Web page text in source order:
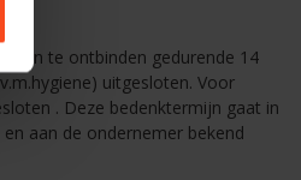
te ontbinden gedurende 14
uitgesloten. Voor
. Deze bedenktermijn gaat in
aan de ondernemer bekend